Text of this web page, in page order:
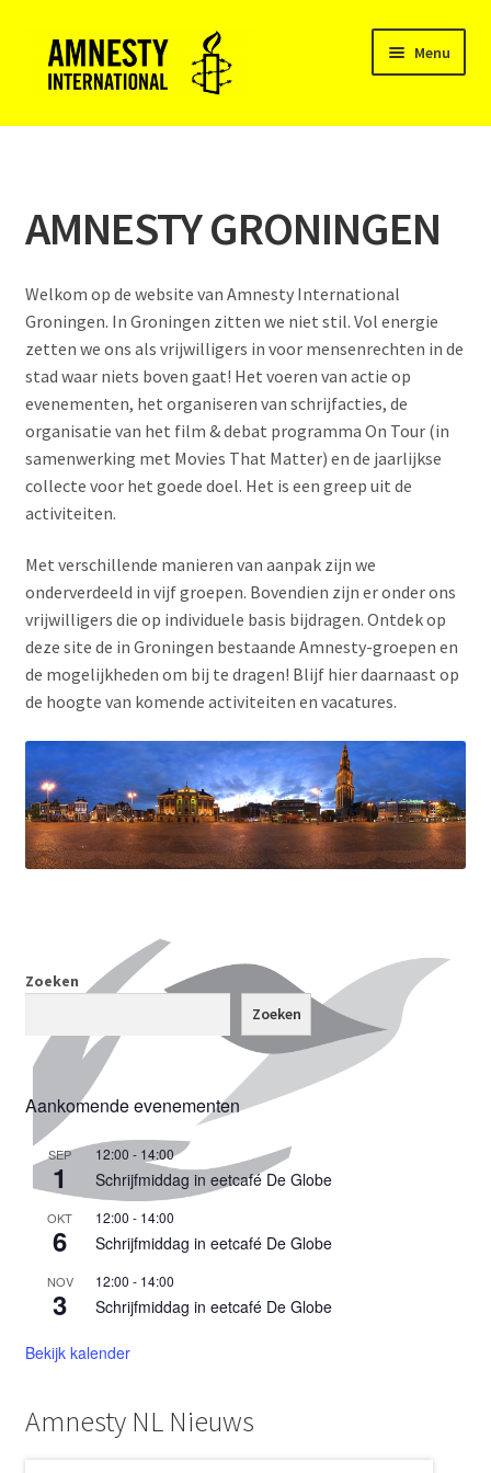
door
naar
navigatie
naar
inhoud
Menu
AMNESTY INTERNATIONAL GRONINGEN
AMNESTY-BEWEGING IN NEDERLAND
AMNESTY GRONINGEN
ACTIEVOEREN
ACTIVITEITEN
VRIJWILLIGERS
AMNESTY GRONINGEN
Welkom op de website van Amnesty International
Groningen. In Groningen zitten we niet stil. Vol energie
zetten we ons als vrijwilligers in voor mensenrechten in de
stad waar niets boven gaat! Het voeren van actie op
evenementen, het organiseren van schrijfacties, de
organisatie van het film & debat programma On Tour (in
samenwerking met Movies That Matter) en de jaarlijkse
collecte voor het goede doel. Het is een greep uit de
activiteiten.
Met verschillende manieren van aanpak zijn we
onderverdeeld in vijf groepen. Bovendien zijn er onder ons
vrijwilligers die op individuele basis bijdragen. Ontdek op
deze site de in Groningen bestaande Amnesty-groepen en
de mogelijkheden om bij te dragen! Blijf hier daarnaast op
de hoogte van komende activiteiten en vacatures.
Zoeken
Zoeken
Aankomende evenementen
SEP
1
12:00 - 14:00
Schrijfmiddag in eetcafé De Globe
OKT
6
12:00 - 14:00
Schrijfmiddag in eetcafé De Globe
NOV
3
12:00 - 14:00
Schrijfmiddag in eetcafé De Globe
Bekijk kalender
Amnesty NL Nieuws